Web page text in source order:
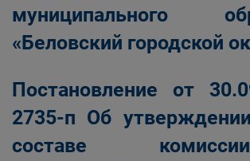
муниципального
«Беловский городской
Постановление от
2735-п Об
составе